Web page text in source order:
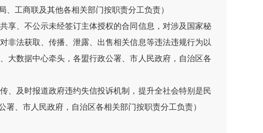
工商联及其他各相关部门按职责分工负责）
享、不公示未经签订主体授权的合同信息，对涉及国家秘
非法获取、传播、泄露、出售相关信息等违法违规行为以
大数据中心牵头，各盟行政公署、市人民政府，自治区各
、及时报道政府违约失信投诉机制，提升全社会特别是民
、市人民政府，自治区各相关部门按职责分工负责）